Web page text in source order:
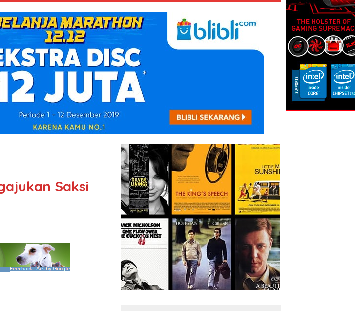
Saksi